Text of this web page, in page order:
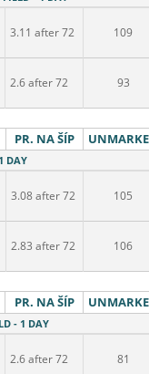
3.11 after 72 109
2.6 after 72 93
PR. NA ŠÍP
DAY
3.08 after 72 105
2.83 after 72 106
PR. NA ŠÍP
- 1 DAY
2.6 after 72 81